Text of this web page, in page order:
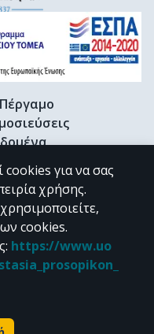
βιβλιογραφία
NC 4.0
της "Περγάμου" διατίθεται
για να σας
χρήσης.
cookies.
: https://www.uo